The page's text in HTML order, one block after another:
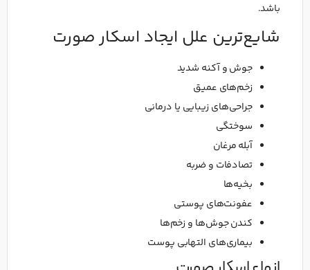
باشد.
شایع‌ترین علل ایجاد اسکار صورت
جوش و آکنه شدید
زخم‌های عمیق
جراحی‌های زیبایی یا درمانی
سوختگی
آبله مرغان
تصادفات و ضربه
بخیه‌ها
عفونت‌های پوستی
کندن جوش‌ها و زخم‌ها
بیماری‌های التهابی پوست